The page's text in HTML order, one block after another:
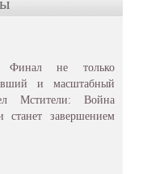
Финал не только
и масштабный
Мстители: Война
станет завершением